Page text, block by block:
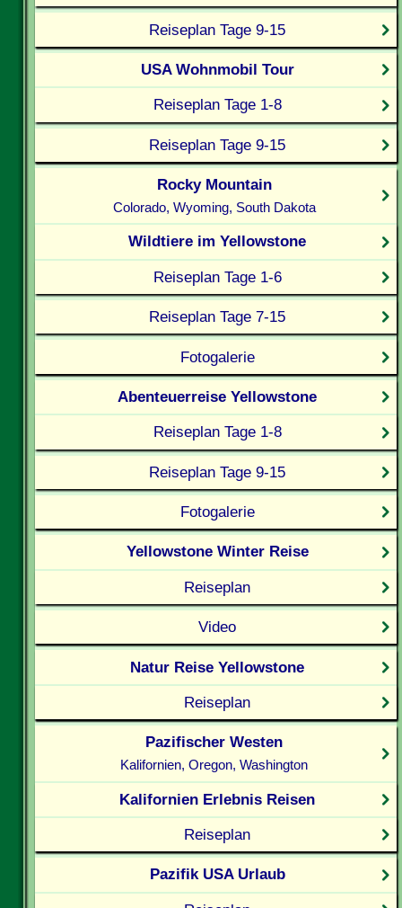
Reiseplan Tage 9-15
USA Wohnmobil Tour
Reiseplan Tage 1-8
Reiseplan Tage 9-15
Rocky Mountain
Colorado, Wyoming, South Dakota
Wildtiere im Yellowstone
Reiseplan Tage 1-6
Reiseplan Tage 7-15
Fotogalerie
Abenteuerreise Yellowstone
Reiseplan Tage 1-8
Reiseplan Tage 9-15
Fotogalerie
Yellowstone Winter Reise
Reiseplan
Video
Natur Reise Yellowstone
Reiseplan
Pazifischer Westen
Kalifornien, Oregon, Washington
Kalifornien Erlebnis Reisen
Reiseplan
Pazifik USA Urlaub